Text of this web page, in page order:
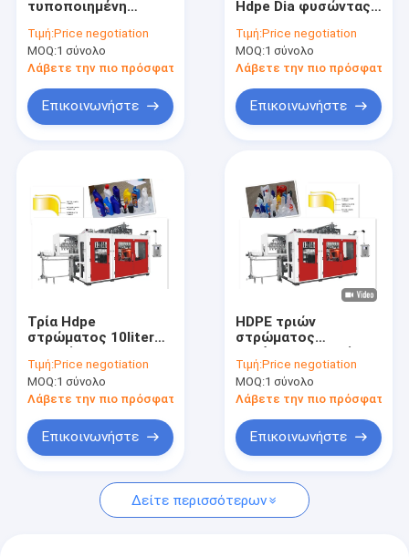
πλαστική φιάλη μούχλα
Πλαστικά βοηθητική μηχανή
Συσκευάζοντας βοηθητική μηχανή
πλαστική μηχανή σχηματοποίησης ένεση
Μηχανή σχήματος εγχύσεων υψηλής ταχύτητας
Μηχανή σχήματος εγχύσεων της PET
μηχανή σχήματος εγχύσεων PVC
Ιατρική μηχανή σχηματοποίησης εγχύσεων
τυποποιημένη
χτυπήματος για το
μπουκάλι νερό
ψεκασμού
Τιμή:Price negotiation
MOQ:1 σύνολο
Λάβετε την πιο πρόσφατη τιμή
Επικοινωνήστε
Hdpe Dia φυσώντας
μπουκαλιών
Τιμή:Price negotiation
MOQ:1 σύνολο
Λάβετε την πιο πρόσφατη
Επικοινωνήστε
Τρία Hdpe
στρώματος 10liter
σχηματοποίησης
χτυπήματος
αυτόματη για το
μπουκάλι
Τιμή:Price negotiation
MOQ:1 σύνολο
Λάβετε την πιο πρόσφατη τιμή
Επικοινωνήστε
HDPE τριών
στρώματος
σχηματοποίησης
χτυπήματος
Τιμή:Price negotiation
MOQ:1 σύνολο
Λάβετε την πιο πρόσφατη
Επικοινωνήστε
Δείτε περισσότερων